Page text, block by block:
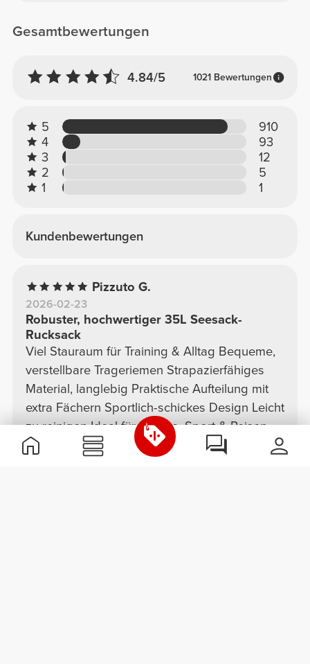
Gesamtbewertungen
4.84/5 1021 Bewertungen
5
910
4
93
3
12
2
5
1
1
Kundenbewertungen
Pizzuto G.
2026-02-23
Robuster, hochwertiger 35L Seesack-
Rucksack
Viel Stauraum für Training & Alltag Bequeme,
verstellbare Trageriemen Strapazierfähiges
Material, langlebig Praktische Aufteilung mit
extra Fächern Sportlich-schickes Design Leicht
zu reinigen Ideal für Fitness, Sport & Reisen